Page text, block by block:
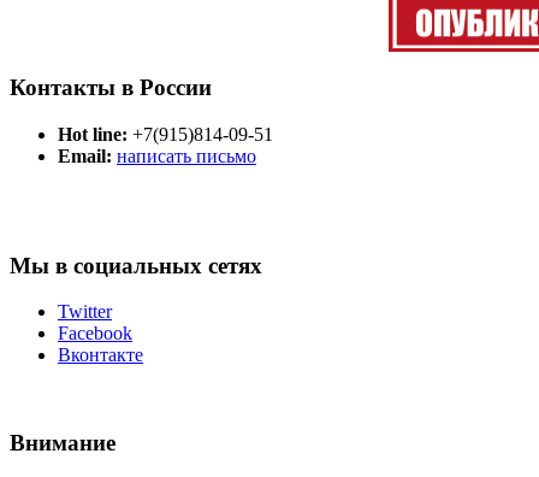
Контакты в России
Hot line: +7(915)814-09-51
Email: написать письмо
Мы в социальных сетях
Twitter
Facebook
Вконтакте
Внимание